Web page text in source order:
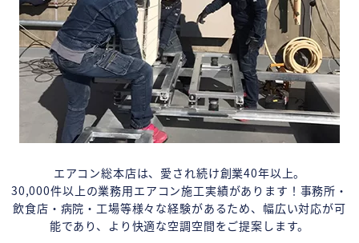
エアコン総本店は、愛され続け創業40年以上。
30,000件以上の業務用エアコン施工実績があります！事務所・
飲食店・病院・工場等様々な経験があるため、幅広い対応が可
能であり、より快適な空調空間をご提案します。